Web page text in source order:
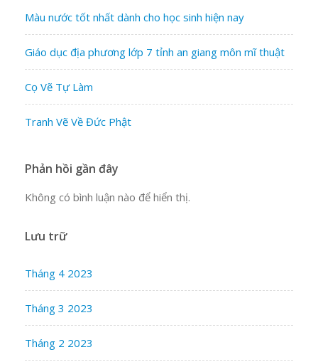
Màu nước tốt nhất dành cho học sinh hiện nay
Giáo dục địa phương lớp 7 tỉnh an giang môn mĩ thuật
Cọ Vẽ Tự Làm
Tranh Vẽ Về Đức Phật
Phản hồi gần đây
Không có bình luận nào để hiển thị.
Lưu trữ
Tháng 4 2023
Tháng 3 2023
Tháng 2 2023